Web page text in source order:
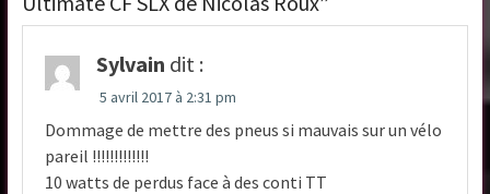
Sylvain dit :
5 avril 2017 à 2:31 pm
Dommage de mettre des pneus si mauvais sur un vélo
pareil !!!!!!!!!!!!!
10 watts de perdus face à des conti TT